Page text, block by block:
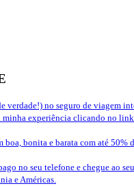
no seguro de viagem
experiência clicando no
boa, bonita e barata com até
no seu telefone e chegue ao
e Américas.